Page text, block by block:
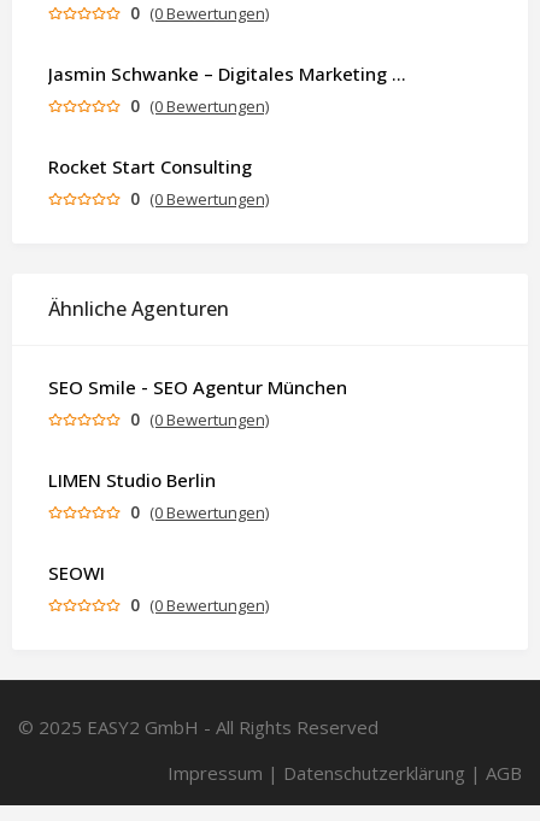
0 (0 Bewertungen)
Jasmin Schwanke – Digitales Marketing & KI-gestützte Contenterstellung
0 (0 Bewertungen)
Rocket Start Consulting
0 (0 Bewertungen)
Ähnliche Agenturen
SEO Smile - SEO Agentur München
0 (0 Bewertungen)
LIMEN Studio Berlin
0 (0 Bewertungen)
SEOWI
0 (0 Bewertungen)
© 2025 EASY2 GmbH - All Rights Reserved
Impressum | Datenschutzerklärung | AGB